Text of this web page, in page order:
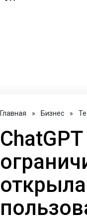
Главная » Бизнес »